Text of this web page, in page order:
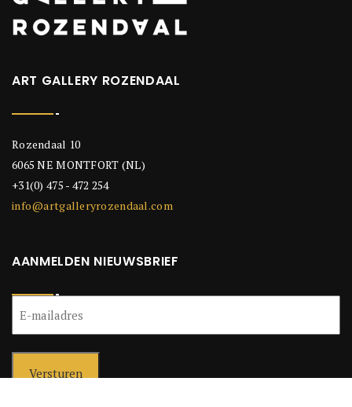
ART GALLERY ROZENDAAL
Rozendaal 10
6065 NE MONTFORT (NL)
+31(0) 475 - 472 254
info@artgalleryrozendaal.com
AANMELDEN NIEUWSBRIEF
mailadres
(Vereist)